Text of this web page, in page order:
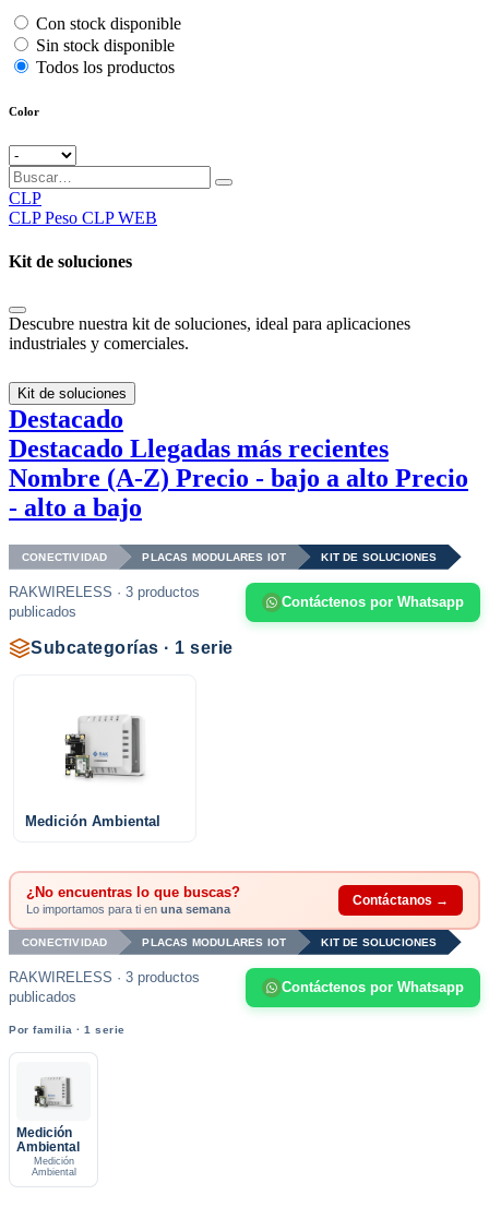
Con stock disponible
Sin stock disponible
Todos los productos
Color
CLP
CLP Peso CLP WEB
Kit de soluciones
Descubre nuestra kit de soluciones, ideal para aplicaciones
industriales y comerciales.
Kit de soluciones
Destacado
Destacado Llegadas más recientes
Nombre (A-Z) Precio - bajo a alto Precio
- alto a bajo
CONECTIVIDAD PLACAS MODULARES IOT KIT DE SOLUCIONES
RAKWIRELESS · 3 productos
publicados
Contáctenos por Whatsapp
Subcategorías · 1 serie
Medición Ambiental
¿No encuentras lo que buscas?
Lo importamos para ti en una semana
Contáctanos →
CONECTIVIDAD PLACAS MODULARES IOT KIT DE SOLUCIONES
RAKWIRELESS · 3 productos
publicados
Contáctenos por Whatsapp
Por familia · 1 serie
Medición
Ambiental
Medición
Ambiental